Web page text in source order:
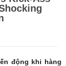
động khi hàng